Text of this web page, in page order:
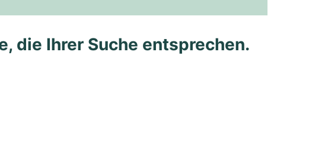
die Ihrer Suche entsprechen.